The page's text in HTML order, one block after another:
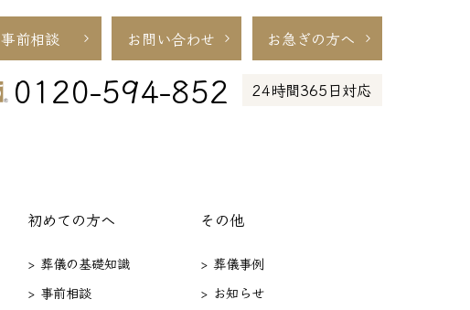
事前相談 お問い合わせ お急ぎの方へ
0120-594-852 24時間365日対応
初めての方へ
> 葬儀の基礎知識
> 事前相談
その他
> 葬儀事例
> お知らせ